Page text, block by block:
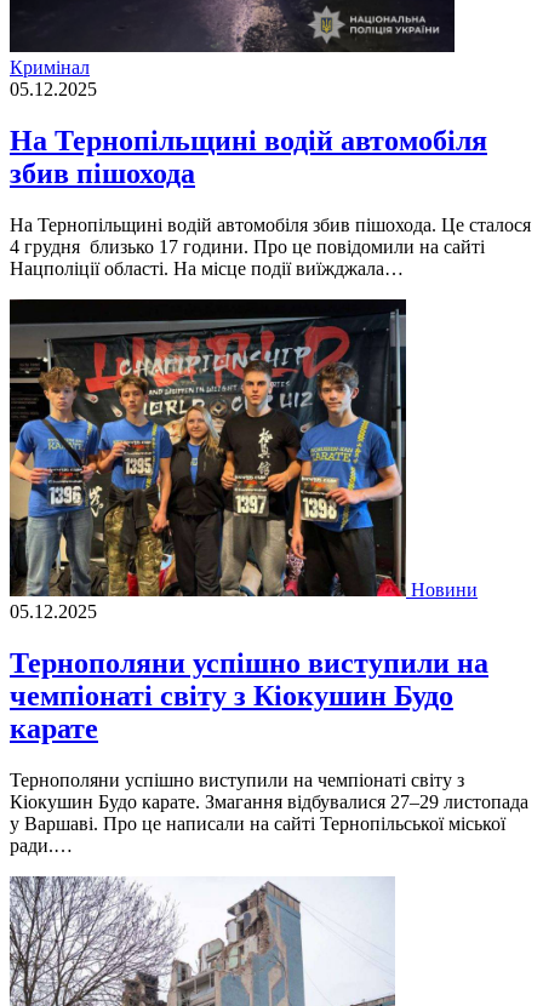
Кримінал
05.12.2025
На Тернопільщині водій автомобіля
збив пішохода
На Тернопільщині водій автомобіля збив пішохода. Це сталося
4 грудня близько 17 години. Про це повідомили на сайті
Нацполіції області. На місце події виїжджала…
Новини
05.12.2025
Тернополяни успішно виступили на
чемпіонаті світу з Кіокушин Будо
карате
Тернополяни успішно виступили на чемпіонаті світу з
Кіокушин Будо карате. Змагання відбувалися 27–29 листопада
у Варшаві. Про це написали на сайті Тернопільської міської
ради.…